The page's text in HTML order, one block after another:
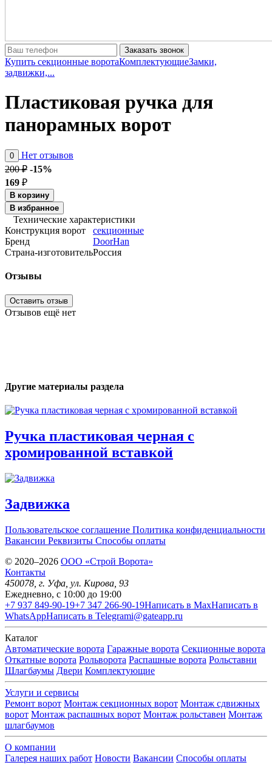
Заказать звонок
Купить секционные воротаКомплектующиеЗамки,
задвижки,...
Пластиковая ручка для
панорамных ворот
0
Нет отзывов
200 ₽ -15%
169 ₽
В корзину
В избранное
Технические характеристики
Конструкция ворот
секционные
Бренд
DoorHan
Страна-изготовительРоссия
Отзывы
Оставить отзыв
Отзывов ещё нет
Другие материалы раздела
Ручка пластиковая черная с
хромированной вставкой
Задвижка
Пользовательское соглашение Политика конфиденциальности
Вакансии Реквизиты Способы оплаты
© 2020–2026 OOO «Строй Ворота»
Контакты
450078 , г. Уфа ул. Кирова, 93
Ежедневно, с 10:00 до 19:00
+7 937 849-90-19+7 347 266-90-19Написать в MaxНаписать в
WhatsAppНаписать в Telegrami@gateapp.ru
Каталог
Автоматические ворота Гаражные ворота Секционные ворота
Откатные ворота Рольворота Распашные ворота Рольставни
Шлагбаумы Двери Комплектующие
Услуги и сервисы
Ремонт ворот Монтаж секционных ворот Монтаж сдвижных
ворот Монтаж распашных ворот Монтаж рольставен Монтаж
шлагбаумов
О компании
Галерея наших работ Новости Вакансии Способы оплаты